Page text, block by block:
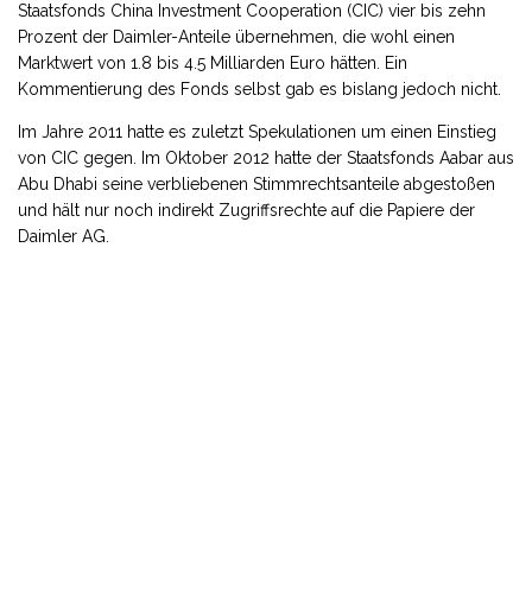
Staatsfonds China Investment Cooperation (CIC) vier bis zehn
Prozent der Daimler-Anteile übernehmen, die wohl einen
Marktwert von 1.8 bis 4.5 Milliarden Euro hätten. Ein
Kommentierung des Fonds selbst gab es bislang jedoch nicht.
Im Jahre 2011 hatte es zuletzt Spekulationen um einen Einstieg
von CIC gegen. Im Oktober 2012 hatte der Staatsfonds Aabar aus
Abu Dhabi seine verbliebenen Stimmrechtsanteile abgestoßen
und hält nur noch indirekt Zugriffsrechte auf die Papiere der
Daimler AG.